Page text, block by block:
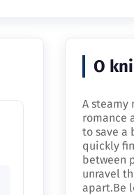
O
A steamy
romance
to save a
quickly
between
unravel
apart.Be